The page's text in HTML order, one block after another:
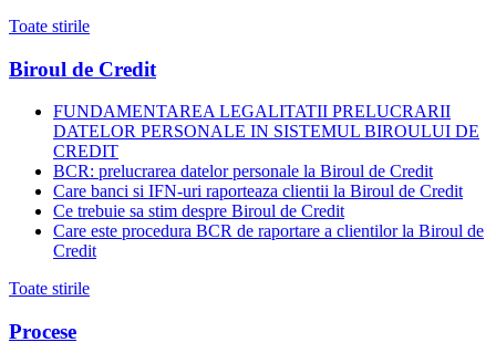
Toate stirile
Biroul de Credit
FUNDAMENTAREA LEGALITATII PRELUCRARII
DATELOR PERSONALE IN SISTEMUL BIROULUI DE
CREDIT
BCR: prelucrarea datelor personale la Biroul de Credit
Care banci si IFN-uri raporteaza clientii la Biroul de Credit
Ce trebuie sa stim despre Biroul de Credit
Care este procedura BCR de raportare a clientilor la Biroul de
Credit
Toate stirile
Procese